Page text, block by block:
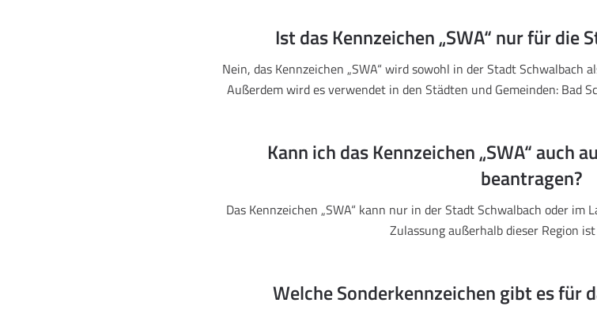
Ist das Kennzeichen „SWA“ nur für die
Nein, das Kennzeichen „SWA“ wird sowohl in der Stadt Schwalbach
Außerdem wird es verwendet in den Städten und Gemeinden: Bad
Kann ich das Kennzeichen „SWA“ auch
beantragen?
Das Kennzeichen „SWA“ kann nur in der Stadt Schwalbach oder
Zulassung außerhalb dieser Region
Welche Sonderkennzeichen gibt es für